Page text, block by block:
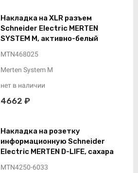
Накладка на XLR разъем
Schneider Electric MERTEN
SYSTEM M, активно-белый
MTN468025
Merten System M
нет в наличии
4662 ₽
Накладка на розетку
информационную Schneider
Electric MERTEN D-LIFE, сахара
MTN4250-6033